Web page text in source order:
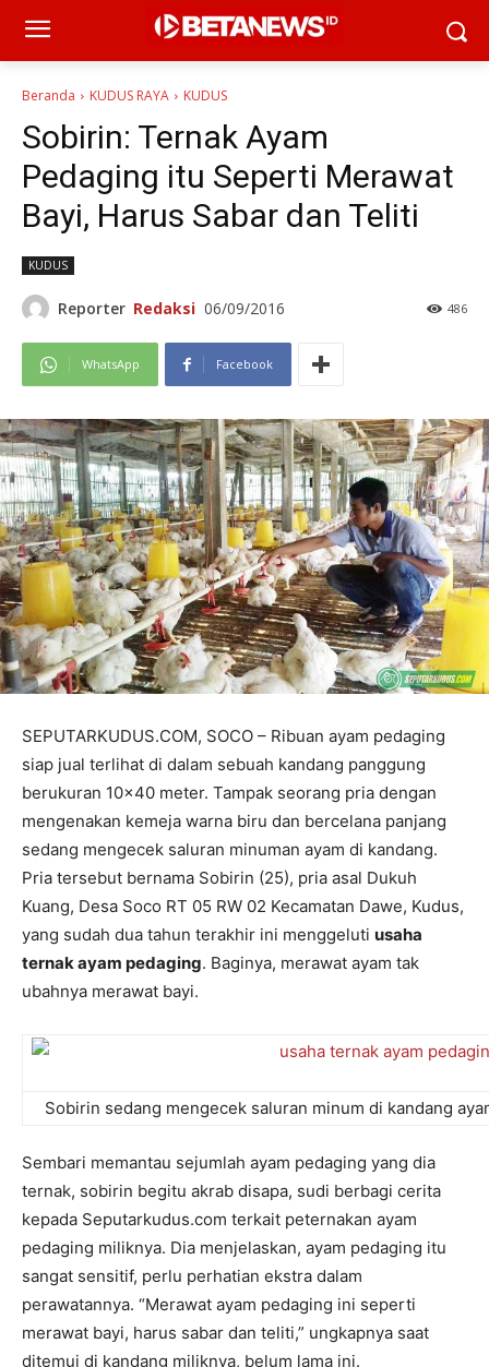
Beranda KUDUS RAYA KUDUS
Sobirin: Ternak Ayam
Pedaging itu Seperti Merawat
Bayi, Harus Sabar dan Teliti
KUDUS
Reporter Redaksi 06/09/2016 486
WhatsApp Facebook
SEPUTARKUDUS.COM, SOCO – Ribuan ayam pedaging
siap jual terlihat di dalam sebuah kandang panggung
berukuran 10×40 meter. Tampak seorang pria dengan
mengenakan kemeja warna biru dan bercelana panjang
sedang mengecek saluran minuman ayam di kandang.
Pria tersebut bernama Sobirin (25), pria asal Dukuh
Kuang, Desa Soco RT 05 RW 02 Kecamatan Dawe, Kudus,
yang sudah dua tahun terakhir ini menggeluti usaha
ternak ayam pedaging. Baginya, merawat ayam tak
ubahnya merawat bayi.
Sobirin sedang mengecek saluran minum di kandang
Sembari memantau sejumlah ayam pedaging yang dia
ternak, sobirin begitu akrab disapa, sudi berbagi cerita
kepada Seputarkudus.com terkait peternakan ayam
pedaging miliknya. Dia menjelaskan, ayam pedaging itu
sangat sensitif, perlu perhatian ekstra dalam
perawatannya. “Merawat ayam pedaging ini seperti
merawat bayi, harus sabar dan teliti,” ungkapnya saat
ditemui di kandang miliknya, belum lama ini.